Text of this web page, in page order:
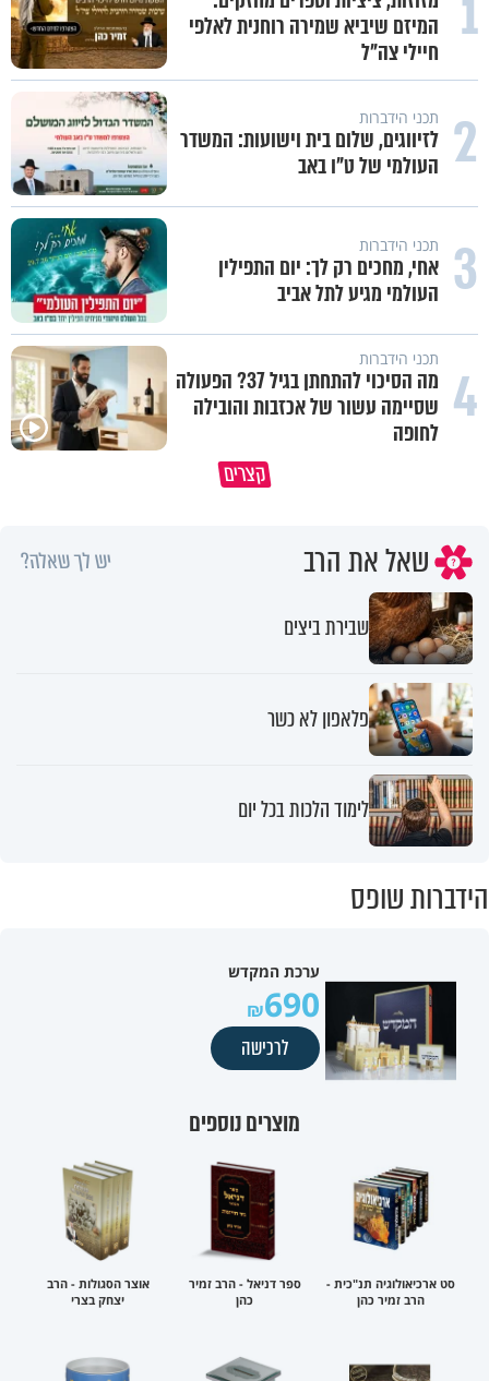
1
המיזם שיביא שמירה רוחנית לאלפי
חיילי צה"ל
2 תכני הידברות
לזיווגים, שלום בית וישועות: המשדר
העולמי של ט"ו באב
3 תכני הידברות
אחי, מחכים רק לך: יום התפילין
העולמי מגיע לתל אביב
4 תכני הידברות
מה הסיכוי להתחתן בגיל 37? הפעולה
שסיימה עשור של אכזבות והובילה
לחופה
קצרים
שאל את הרב יש לך שאלה?
שבירת ביצים
פלאפון לא כשר
לימוד הלכות בכל יום
הידברות שופס
ערכת המקדש
690
לרכישה
מוצרים נוספים
סט ארכיאולוגיה תנ"כית -
הרב זמיר כהן
ספר דניאל - הרב זמיר
כהן
אוצר הסגולות - הרב
יצחק בצרי